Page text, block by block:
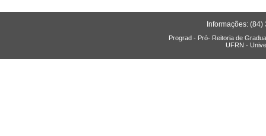
Informações:
Prograd - Pró- Reitoria de
UFRN -